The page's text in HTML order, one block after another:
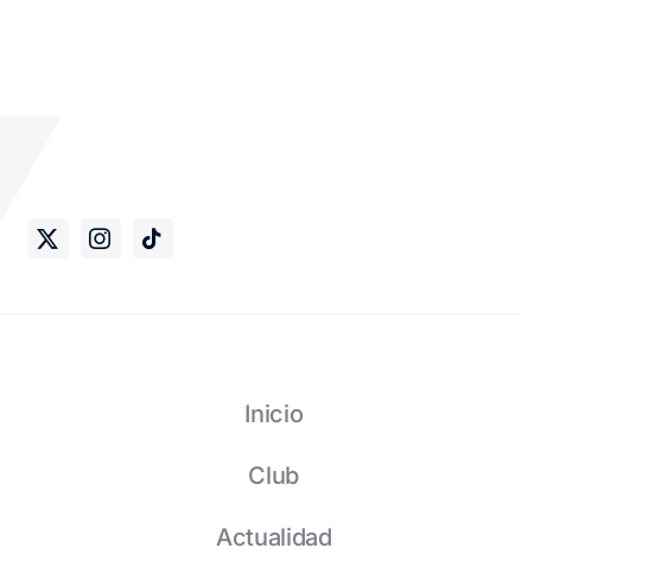
Inicio
Club
Actualidad